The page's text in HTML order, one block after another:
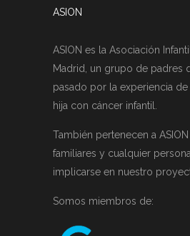
ASION
ASION es la Asociación
Madrid, un grupo de padres
pasado por la experiencia
hija con cáncer infantil.
También pertenecen a ASION
familiares y cualquier
implicarse en nuestro
Somos miembros de: